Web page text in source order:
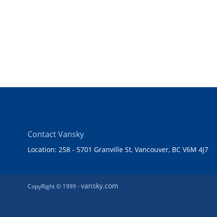
Contact Vansky
Location: 258 - 5701 Granville St, Vancouver, BC V6M 4J7
CopyRight © 1999 -vansky.com